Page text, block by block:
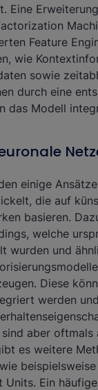
Eine
Feature
wie
sowie
durch eine
das Modell
einige
die auf
basieren.
, welche
wurden und
Diese
werden
aber
es weitere
Units. Ein